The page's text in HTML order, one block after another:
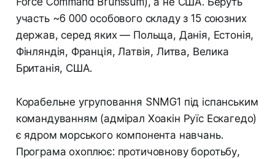
участь ~6 000 особового складу з 15 союзних
держав, серед яких — Польща, Данія, Естонія,
Фінляндія, Франція, Латвія, Литва, Велика
Британія, США.
Корабельне угруповання SNMG1 під іспанським
командуванням (адмірал Хоакін Руїс Ескагедо)
є ядром морського компонента навчань.
Програма охоплює: протичовнову боротьбу,